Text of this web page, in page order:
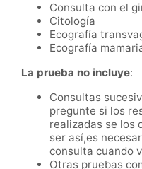
Consulta con el
Citología
Ecografía
Ecografía
La prueba no incluye:
Consultas
pregunte si los
realizadas se los
ser así,es
consulta cuando
Otras pruebas